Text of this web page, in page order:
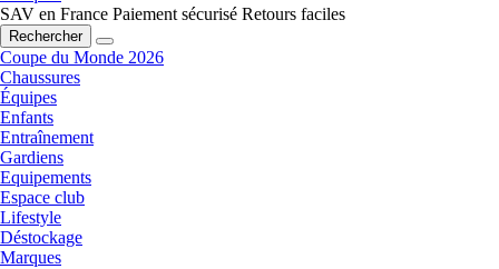
SAV en France Paiement sécurisé Retours faciles
Rechercher
Coupe du Monde 2026
Chaussures
Équipes
Enfants
Entraînement
Gardiens
Equipements
Espace club
Lifestyle
Déstockage
Marques